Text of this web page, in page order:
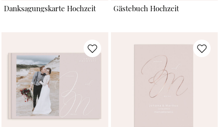
Danksagungskarte Hochzeit Gästebuch Hochzeit